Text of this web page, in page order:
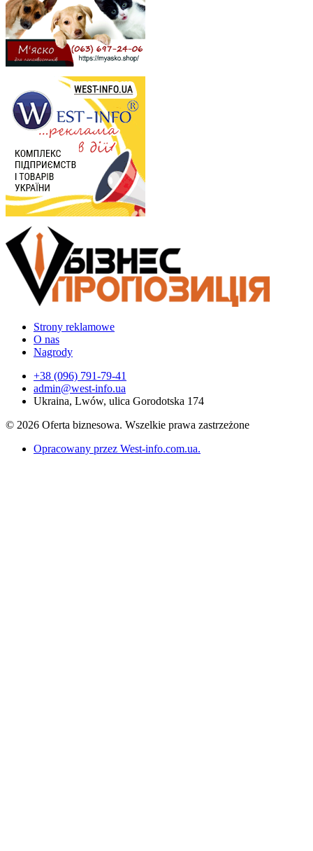
Strony reklamowe
O nas
Nagrody
+38 (096) 791-79-41
admin@west-info.ua
Ukraina, Lwów, ulica Gorodotska 174
© 2026 Oferta biznesowa. Wszelkie prawa zastrzeżone
Opracowany przez West-info.com.ua.